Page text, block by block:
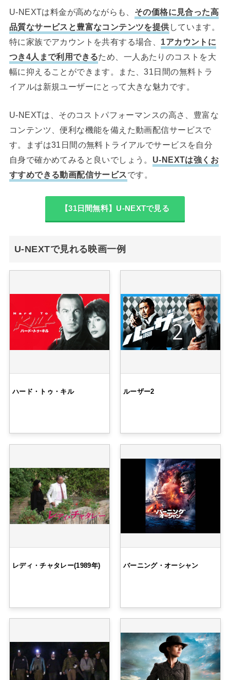
U-NEXTは料金が高めながらも、 その価格に見合った高
品質なサービスと豊富なコンテンツを提供 しています。
特に家族でアカウントを共有する場合、 1アカウントに
つき4人まで利用できるため、一人あたりのコストを大
幅に抑えることができます。また、31日間の無料トラ
イアルは新規ユーザーにとって大きな魅力です。
U-NEXTは、そのコストパフォーマンスの高さ、豊富な
コンテンツ、便利な機能を備えた動画配信サービスで
す。まずは31日間の無料トライアルでサービスを自分
自身で確かめてみると良いでしょう。 U-NEXTは強くお
すすめできる動画配信サービスです。
【31日間無料】U-NEXTで見る
U-NEXTで見れる映画一例
ハード・トゥ・キル ルーザー2
レディ・チャタレー(1989年) バーニング・オーシャン